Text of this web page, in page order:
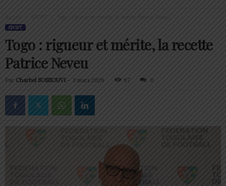
Accueil Togo : rigueur et mérite, la recette Patrice Neveu
SPORT
Togo : rigueur et mérite, la recette
Patrice Neveu
Par Charbel SOSSOUVI - 3 mars 2026 97 0